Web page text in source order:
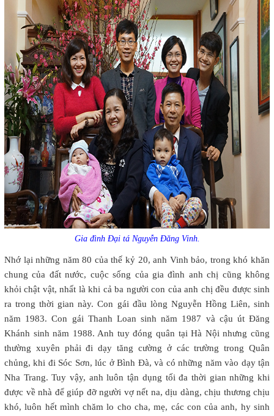
Gia đình Đại tá Nguyễn Đăng Vinh.
Nhớ lại những năm 80 của thế kỷ 20, anh Vinh bảo, trong khó khăn
chung của đất nước, cuộc sống của gia đình anh chị cũng không
khỏi chật vật, nhất là khi cả ba người con của anh chị đều được sinh
ra trong thời gian này. Con gái đầu lòng Nguyễn Hồng Liên, sinh
năm 1983. Con gái Thanh Loan sinh năm 1987 và cậu út Đăng
Khánh sinh năm 1988. Anh tuy đóng quân tại Hà Nội nhưng cũng
thường xuyên phải đi dạy tăng cường ở các trường trong Quân
chủng, khi đi Sóc Sơn, lúc ở Bình Đà, và có những năm vào dạy tận
Nha Trang. Tuy vậy, anh luôn tận dụng tối đa thời gian những khi
được về nhà để giúp đỡ người vợ nết na, dịu dàng, chịu thương chịu
khó, luôn hết mình chăm lo cho cha, mẹ, các con của anh, hy sinh